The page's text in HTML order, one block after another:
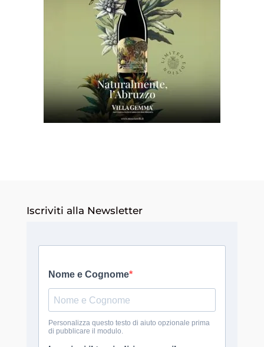
Iscriviti alla Newsletter